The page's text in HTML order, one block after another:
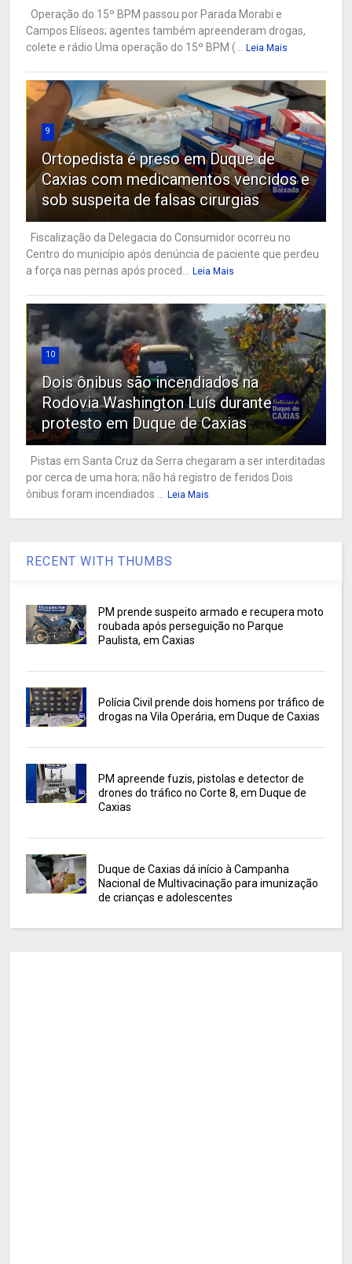
Operação do 15º BPM passou por Parada Morabi e
Campos Elíseos; agentes também apreenderam drogas,
colete e rádio Uma operação do 15º BPM (...
Leia Mais
9
Ortopedista é preso em Duque de
Caxias com medicamentos vencidos e
sob suspeita de falsas cirurgias
Fiscalização da Delegacia do Consumidor ocorreu no
Centro do município após denúncia de paciente que perdeu
a força nas pernas após proced...
Leia Mais
10
Dois ônibus são incendiados na
Rodovia Washington Luís durante
protesto em Duque de Caxias
Pistas em Santa Cruz da Serra chegaram a ser interditadas
por cerca de uma hora; não há registro de feridos Dois
ônibus foram incendiados ...
Leia Mais
RECENT WITH THUMBS
PM prende suspeito armado e recupera moto
roubada após perseguição no Parque
Paulista, em Caxias
Polícia Civil prende dois homens por tráfico de
drogas na Vila Operária, em Duque de Caxias
PM apreende fuzis, pistolas e detector de
drones do tráfico no Corte 8, em Duque de
Caxias
Duque de Caxias dá início à Campanha
Nacional de Multivacinação para imunização
de crianças e adolescentes